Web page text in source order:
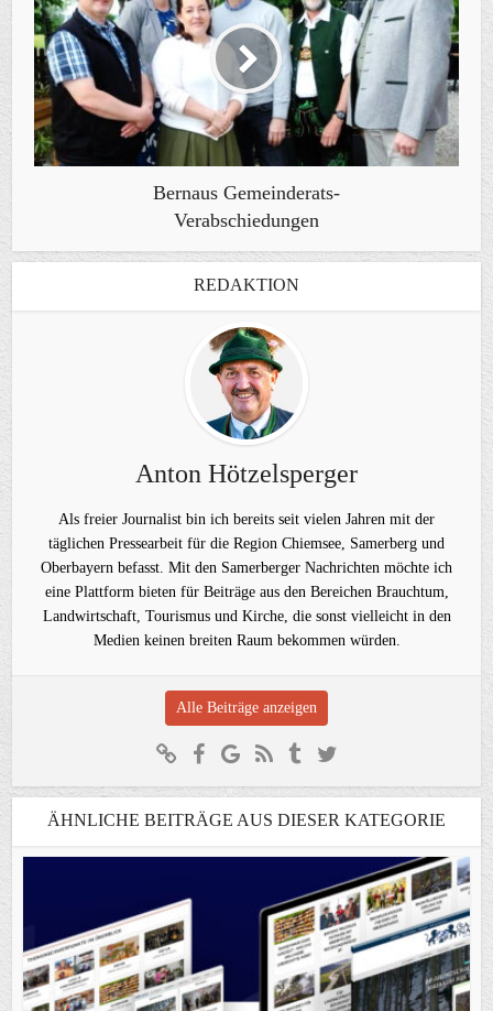
Bernaus Gemeinderats-
Verabschiedungen
REDAKTION
Anton Hötzelsperger
Als freier Journalist bin ich bereits seit vielen Jahren mit der
täglichen Pressearbeit für die Region Chiemsee, Samerberg und
Oberbayern befasst. Mit den Samerberger Nachrichten möchte ich
eine Plattform bieten für Beiträge aus den Bereichen Brauchtum,
Landwirtschaft, Tourismus und Kirche, die sonst vielleicht in den
Medien keinen breiten Raum bekommen würden.
Alle Beiträge anzeigen
ÄHNLICHE BEITRÄGE AUS DIESER KATEGORIE